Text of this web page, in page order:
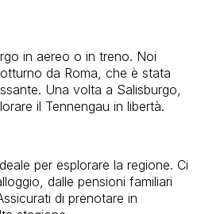
in aereo o in treno. Noi
da Roma, che è stata
Una volta a Salisburgo,
il Tennengau in libertà.
per esplorare la regione. Ci
dalle pensioni familiari
di prenotare in